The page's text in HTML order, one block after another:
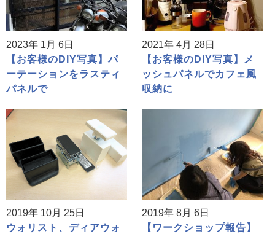
2023年 1月 6日
【お客様のDIY写真】パ
ーテーションをラスティ
パネルで
2021年 4月 28日
【お客様のDIY写真】メ
ッシュパネルでカフェ風
収納に
2019年 10月 25日
ウォリスト、ディアウォ
2019年 8月 6日
【ワークショップ報告】